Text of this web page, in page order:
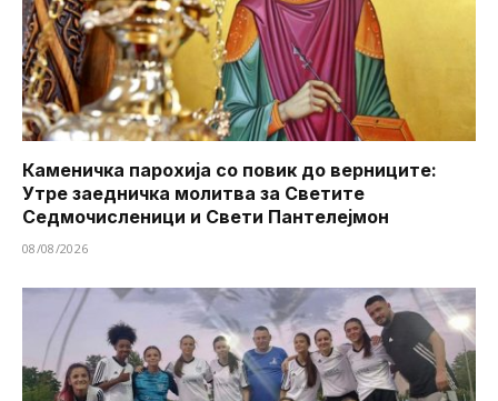
Каменичка парохија со повик до верниците:
Утре заедничка молитва за Светите
Седмочисленици и Свети Пантелејмон
08/08/2026